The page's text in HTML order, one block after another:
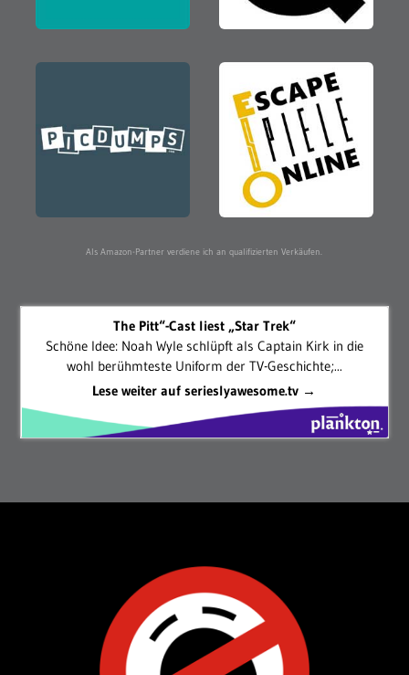
Als Amazon-Partner verdiene ich an qualifizierten Verkäufen.
The Pitt“-Cast liest „Star Trek“
Schöne Idee: Noah Wyle schlüpft als Captain Kirk in die
wohl berühmteste Uniform der TV-Geschichte;...
Lese weiter auf serieslyawesome.tv →